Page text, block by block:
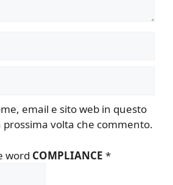
email e sito web in questo
prossima volta che commento.
word COMPLIANCE *